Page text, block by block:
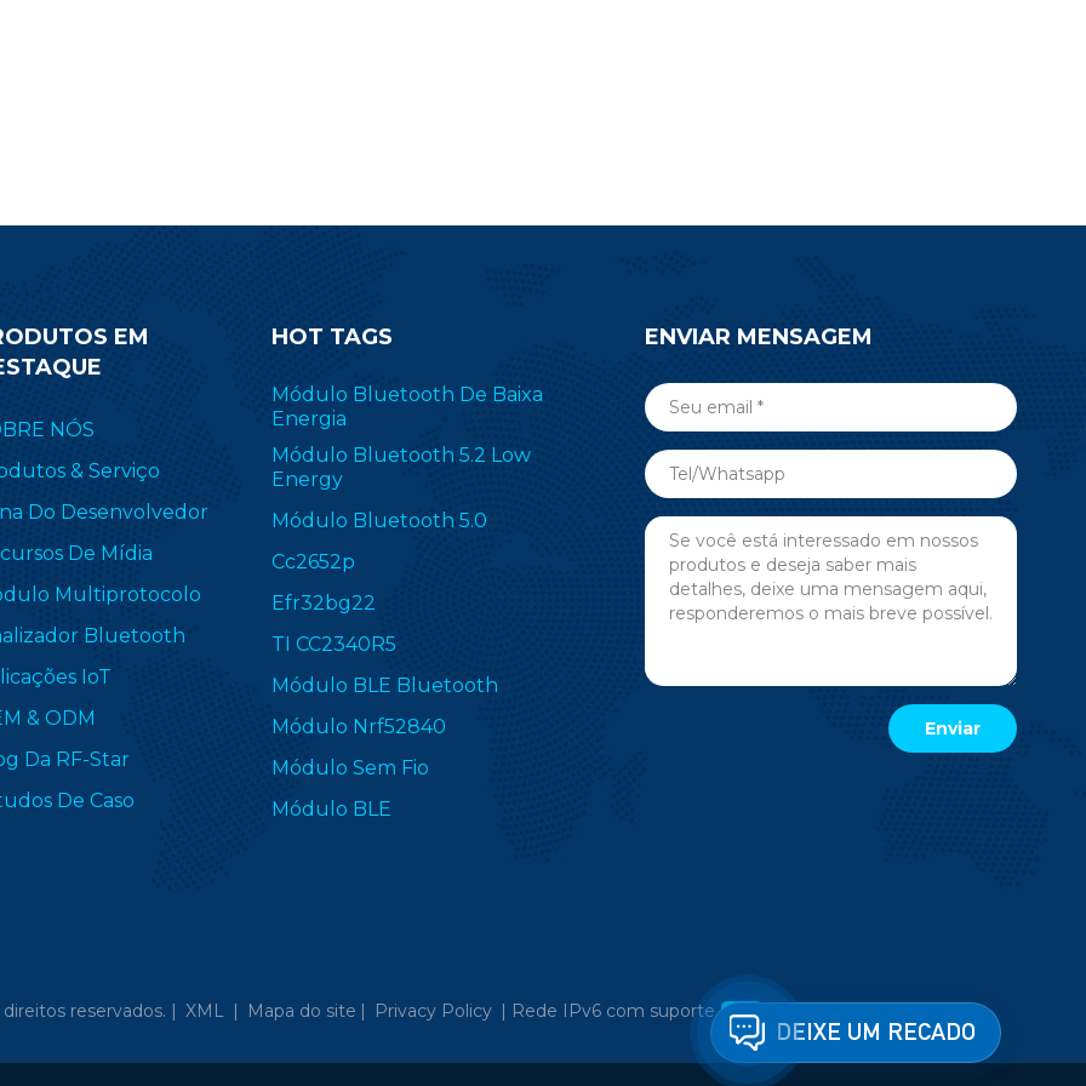
EM
NÓS
& Serviço
Do Desenvolvedor
De Mídia
Multiprotocolo
Bluetooth
IoT
& ODM
Da RF-Star
De Caso
HOT TAGS
Módulo Bluetooth De Baixa
Energia
Módulo Bluetooth 5.2 Low
Energy
Módulo Bluetooth 5.0
Cc2652p
Efr32bg22
TI CC2340R5
Módulo BLE Bluetooth
Módulo Nrf52840
Módulo Sem Fio
Módulo BLE
ENVIAR MENSAGEM
reservados. | XML | Mapa do site | Privacy Policy | Rede IPv6 com suporte
DEIXE UM RECADO